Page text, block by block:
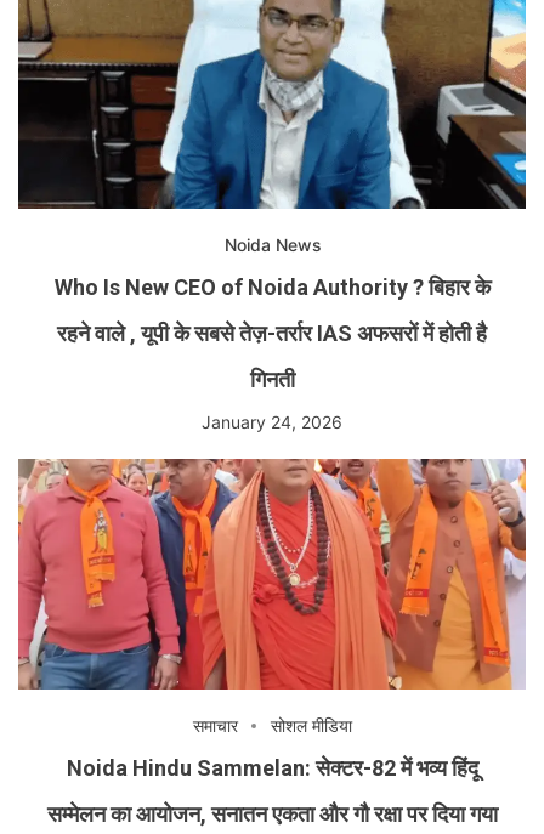
Noida News
Who Is New CEO of Noida Authority ? बिहार के
रहने वाले , यूपी के सबसे तेज़-तर्रार IAS अफसरों में होती है
गिनती
January 24, 2026
समाचार सोशल मीडिया
Noida Hindu Sammelan: सेक्टर-82 में भव्य हिंदू
सम्मेलन का आयोजन, सनातन एकता और गौ रक्षा पर दिया गया